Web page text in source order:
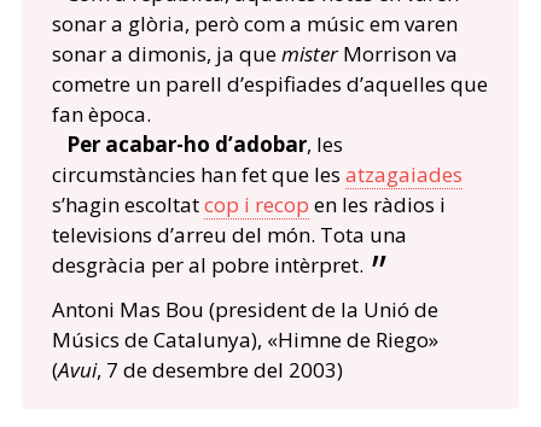
sonar a glòria, però com a músic em varen
sonar a dimonis, ja quemisterMorrison va
cometre un parell d’espifiades d’aquelles que
fan època.
Per acabar-ho d’adobar, les
circumstàncies han fet que les atzagaiades
s’hagin escoltatcop i recop en les ràdios i
televisions d’arreu del món. Tota una
desgràcia per al pobre intèrpret.
Antoni Mas Bou (president de la Unió de
Músics de Catalunya), «Himne de Riego»
(Avui, 7 de desembre del 2003)